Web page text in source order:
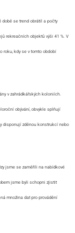
době se trend obrátil a počty
rekreačních objektů výši 41 %. V
roku, kdy se v tomto období
v zahrádkářských koloniích.
obývání, obvykle splňují
disponují zděnou konstrukcí nebo
jsme se zaměřili na nabídkové
jsme byli schopni zjistit
množina dat pro provádění